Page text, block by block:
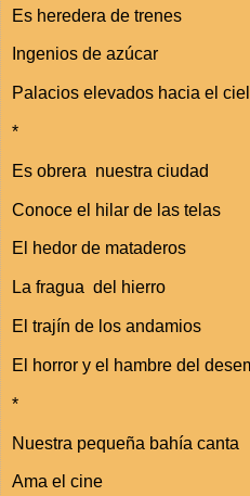
Es heredera de trenes
Ingenios de azúcar
Palacios elevados hacia el
*
Es obrera nuestra ciudad
Conoce el hilar de las telas
El hedor de mataderos
La fragua del hierro
El trajín de los andamios
El horror y el hambre del
*
Nuestra pequeña bahía canta
Ama el cine